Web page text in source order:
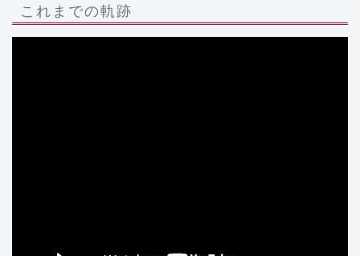
これまでの軌跡